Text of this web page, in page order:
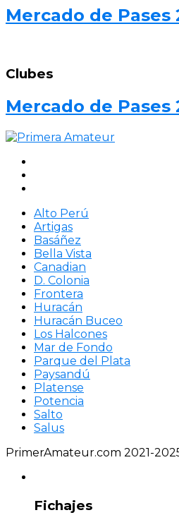
Mercado de Pases
Clubes
Mercado de Pases
Alto Perú
Artigas
Basáñez
Bella Vista
Canadian
D. Colonia
Frontera
Huracán
Huracán Buceo
Los Halcones
Mar de Fondo
Parque del Plata
Paysandú
Platense
Potencia
Salto
Salus
PrimerAmateur.com 2021-
Fichajes